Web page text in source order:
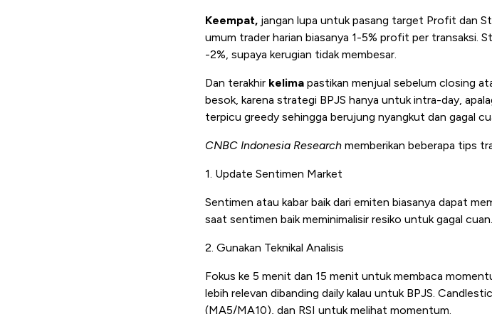
Keempat, jangan lupa untuk pasang target Profit dan
umum trader harian biasanya 1-5% profit per transaksi.
-2%, supaya kerugian tidak membesar.
Dan terakhir kelima pastikan menjual sebelum closing
besok, karena strategi BPJS hanya untuk intra-day,
terpicu greedy sehingga berujung nyangkut dan gagal
CNBC Indonesia Research memberikan beberapa tips
1. Update Sentimen Market
Sentimen atau kabar baik dari emiten biasanya dapat
saat sentimen baik meminimalisir resiko untuk gagal cuan.
2. Gunakan Teknikal Analisis
Fokus ke 5 menit dan 15 menit untuk membaca
lebih relevan dibanding daily kalau untuk BPJS.
(MA5/MA10), dan RSI untuk melihat momentum.